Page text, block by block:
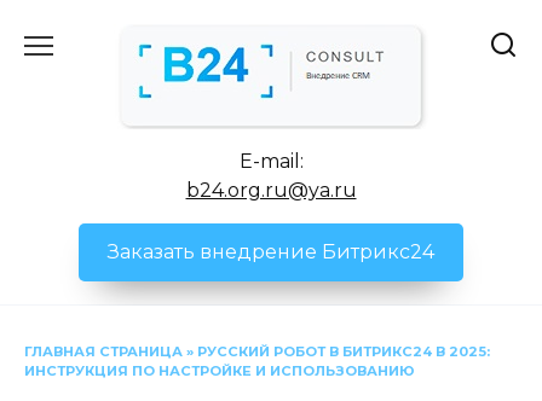
E-mail:
b24.org.ru@ya.ru
Заказать внедрение Битрикс24
ГЛАВНАЯ СТРАНИЦА » РУССКИЙ РОБОТ В БИТРИКС24 В 2025:
ИНСТРУКЦИЯ ПО НАСТРОЙКЕ И ИСПОЛЬЗОВАНИЮ